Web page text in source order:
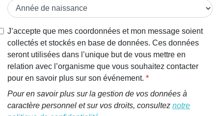
J’accepte que mes coordonnées et mon message soient
collectés et stockés en base de données. Ces données
seront utilisées dans l’unique but de vous mettre en
relation avec l’organisme que vous souhaitez contacter
pour en savoir plus sur son événement.
Pour en savoir plus sur la gestion de vos données à
caractère personnel et sur vos droits, consultez notre